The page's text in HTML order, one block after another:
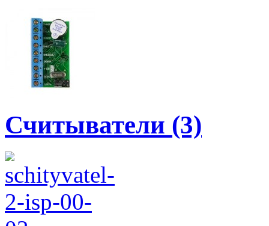
Считыватели (3)